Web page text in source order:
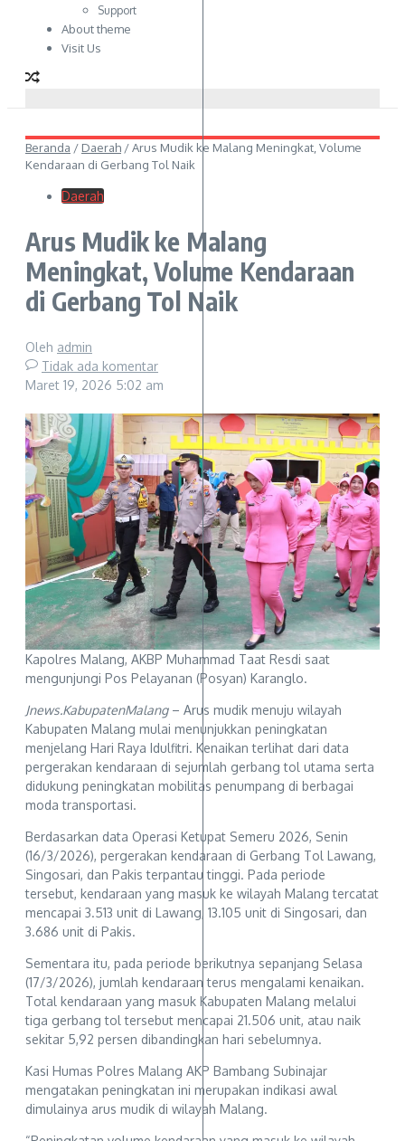
Support
About theme
Visit Us
Beranda / Daerah /Arus Mudik ke Malang Meningkat, Volume
Kendaraan di Gerbang Tol Naik
Daerah
Arus Mudik ke Malang
Meningkat, Volume Kendaraan
di Gerbang Tol Naik
Oleh admin
Tidak ada komentar
Maret 19, 2026 5:02 am
Kapolres Malang, AKBP Muhammad Taat Resdi saat
mengunjungi Pos Pelayanan (Posyan) Karanglo.
Jnews.KabupatenMalang– Arus mudik menuju wilayah
Kabupaten Malang mulai menunjukkan peningkatan
menjelang Hari Raya Idulfitri. Kenaikan terlihat dari data
pergerakan kendaraan di sejumlah gerbang tol utama serta
didukung peningkatan mobilitas penumpang di berbagai
moda transportasi.
Berdasarkan data Operasi Ketupat Semeru 2026, Senin
(16/3/2026), pergerakan kendaraan di Gerbang Tol Lawang,
Singosari, dan Pakis terpantau tinggi. Pada periode
tersebut, kendaraan yang masuk ke wilayah Malang tercatat
mencapai 3.513 unit di Lawang, 13.105 unit di Singosari, dan
3.686 unit di Pakis.
Sementara itu, pada periode berikutnya sepanjang Selasa
(17/3/2026), jumlah kendaraan terus mengalami kenaikan.
Total kendaraan yang masuk Kabupaten Malang melalui
tiga gerbang tol tersebut mencapai 21.506 unit, atau naik
sekitar 5,92 persen dibandingkan hari sebelumnya.
Kasi Humas Polres Malang AKP Bambang Subinajar
mengatakan peningkatan ini merupakan indikasi awal
dimulainya arus mudik di wilayah Malang.